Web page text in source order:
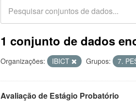
1 conjunto de dados
Organizações: IBICT Grupos: 7.
Avaliação de Estágio Probatório